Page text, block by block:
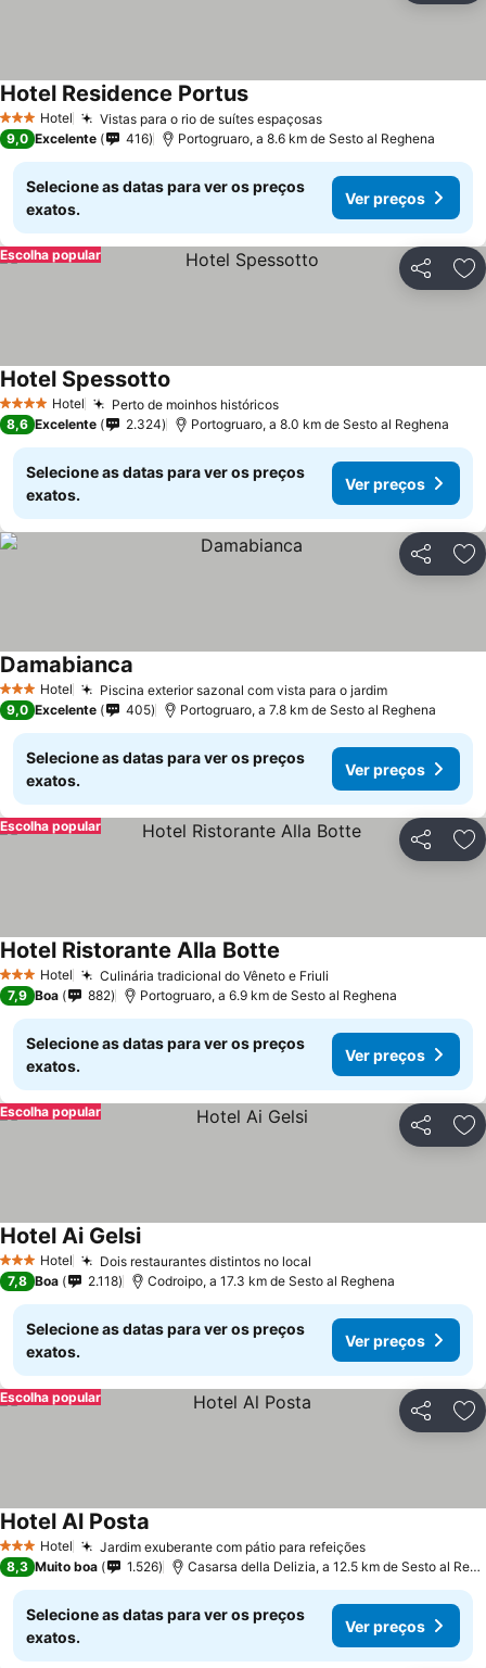
3 EstrelasHotel Vistas para o rio de suítes espaçosas
Hotel Residence Portus
9,0 Excelente 416 Portogruaro, a 8.6 km de Sesto al Reghena
Selecione as datas para ver os preços
exatos.
Ver preços
Partilhar
Escolha popular
4 EstrelasHotel Perto de moinhos históricos
Hotel Spessotto
8,6 Excelente 2.324 Portogruaro, a 8.0 km de Sesto al Reghena
Selecione as datas para ver os preços
exatos.
Ver preços
Partilhar
3 EstrelasHotel Piscina exterior sazonal com vista para o jardim
Damabianca
9,0 Excelente 405 Portogruaro, a 7.8 km de Sesto al Reghena
Selecione as datas para ver os preços
exatos.
Ver preços
Partilhar
Escolha popular
3 EstrelasHotel Culinária tradicional do Vêneto e Friuli
Hotel Ristorante Alla Botte
7,9 Boa 882 Portogruaro, a 6.9 km de Sesto al Reghena
Selecione as datas para ver os preços
exatos.
Ver preços
Partilhar
Escolha popular
3 EstrelasHotel Dois restaurantes distintos no local
Hotel Ai Gelsi
7,8 Boa 2.118 Codroipo, a 17.3 km de Sesto al Reghena
Selecione as datas para ver os preços
exatos.
Ver preços
Partilhar
Escolha popular
3 EstrelasHotel Jardim exuberante com pátio para refeições
Hotel Al Posta
8,3 Muito boa 1.526 Casarsa della Delizia, a 12.5 km de Sesto al Reghena
Selecione as datas para ver os preços
exatos.
Ver preços